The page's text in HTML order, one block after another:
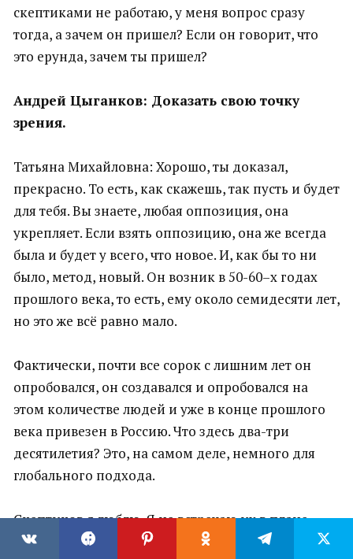
скептиками не работаю, у меня вопрос сразу
тогда, а зачем он пришел? Если он говорит, что
это ерунда, зачем ты пришел?
Андрей Цыганков: Доказать свою точку
зрения.
Татьяна Михайловна: Хорошо, ты доказал,
прекрасно. То есть, как скажешь, так пусть и будет
для тебя. Вы знаете, любая оппозиция, она
укрепляет. Если взять оппозицию, она же всегда
была и будет у всего, что новое. И, как бы то ни
было, метод, новый. Он возник в 50-60–х годах
прошлого века, то есть, ему около семидесяти лет,
но это же всё равно мало.
Фактически, почти все сорок с лишним лет он
опробовался, он создавался и опробовался на
этом количестве людей и уже в конце прошлого
века привезен в Россию. Что здесь два-три
десятилетия? Это, на самом деле, немного для
глобального подхода.
Скептиков я люблю. Я не встречаю их в плане,
чтобы они со мной спорили, человек имеет право